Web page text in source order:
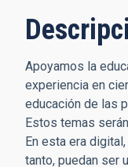
Apoyamos la
experiencia en
educación de las
Estos temas
En esta era
tanto, puedan ser